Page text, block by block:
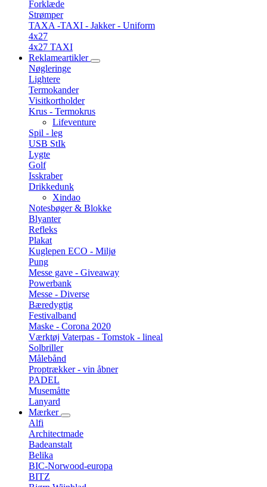
Forklæde
Strømper
TAXA -TAXI - Jakker - Uniform
4x27
4x27 TAXI
Reklameartikler
Nøgleringe
Lightere
Termokander
Visitkortholder
Krus - Termokrus
Lifeventure
Spil - leg
USB StIk
Lygte
Golf
Isskraber
Drikkedunk
Xindao
Notesbøger & Blokke
Blyanter
Refleks
Plakat
Kuglepen ECO - Miljø
Pung
Messe gave - Giveaway
Powerbank
Messe - Diverse
Bæredygtig
Festivalband
Maske - Corona 2020
Værktøj Vaterpas - Tomstok - lineal
Solbriller
Målebånd
Proptrækker - vin åbner
PADEL
Musemåtte
Lanyard
Mærker
Alfi
Architectmade
Badeanstalt
Belika
BIC-Norwood-europa
BITZ